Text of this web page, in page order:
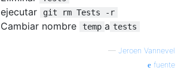
ejecutar git rm Tests -r
Cambiar nombre temp a tests
— Jeroen Vannevel
fuente